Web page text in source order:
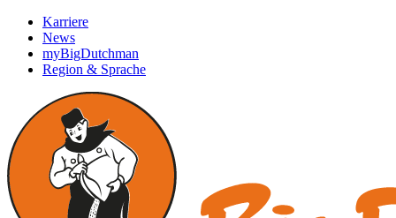
Karriere
News
myBigDutchman
Region & Sprache